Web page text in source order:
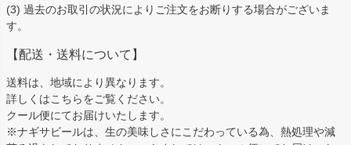
(3) 過去のお取引の状況によりご注文をお断りする場合がございま
す。
【配送・送料について】
送料は、地域により異なります。
詳しくはこちらをご覧ください。
クール便にてお届けいたします。
※ナギサビールは、生の美味しさにこだわっている為、熱処理や減